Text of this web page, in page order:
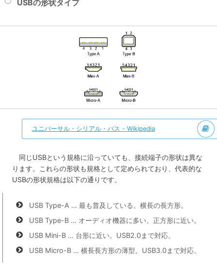
USBの形状タイプ
ユニバーサル・シリアル・バス - Wikipedia
同じUSBという規格に沿っていても、接続端子の形状は異な
ります。これらの形状も規格として定められており、代表的な
USBの形状規格は以下の通りです。
USB Type-A … 最も普及している。横長の長方形。
USB Type-B … オーディオ機器に多い。正方形に近い。
USB Mini-B … 台形に近い。USB2.0まで対応。
USB Micro-B … 横長長方形の薄型。USB3.0まで対応。